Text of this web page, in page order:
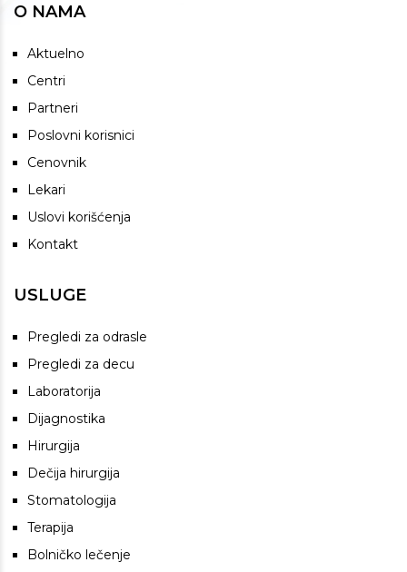
O NAMA
Aktuelno
Centri
Partneri
Poslovni korisnici
Cenovnik
Lekari
Uslovi korišćenja
Kontakt
USLUGE
Pregledi za odrasle
Pregledi za decu
Laboratorija
Dijagnostika
Hirurgija
Dečija hirurgija
Stomatologija
Terapija
Bolničko lečenje